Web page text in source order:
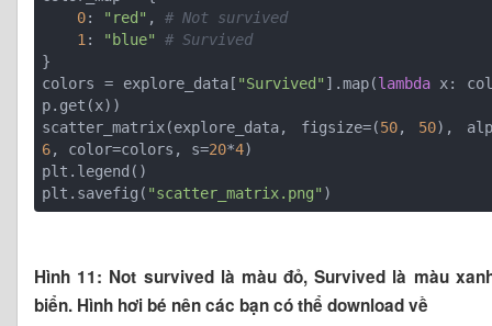
0: "red" , # Not survived
1 : "blue"
# Survived
}
colors = explore_data[ "Survived" ].map(lambda x:
p.get(x))
scatter_matrix(explore_data, figsize=(50, 50),
6, color=colors, s=20*4)
plt.legend()
plt.savefig( "scatter_matrix.png"
Hình 11: Not survived là màu đỏ, Survived là màu
biển. Hình hơi bé nên các bạn có thể download về